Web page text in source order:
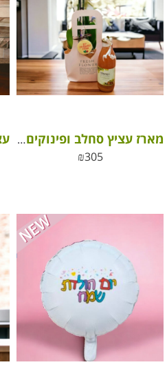
מארז עציץ סחלב ופינוקים – מתנה ליום המשפחה
₪305